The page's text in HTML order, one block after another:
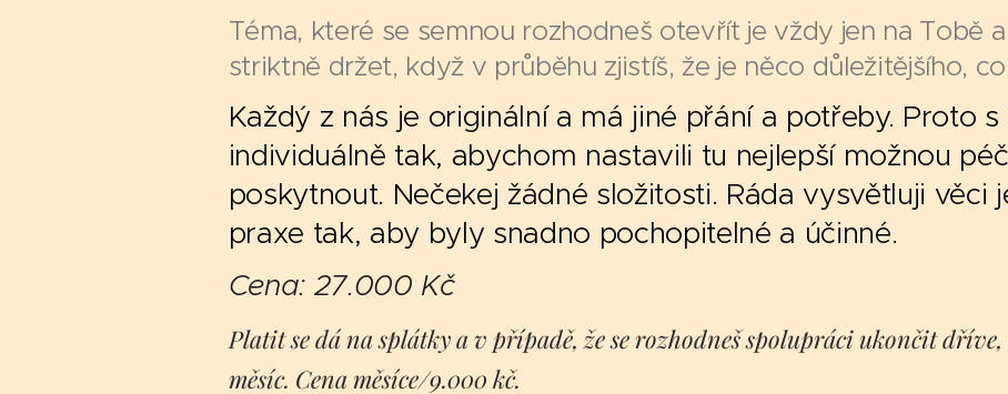
Téma, které se semnou rozhodneš otevřít je vždy jen na Tobě a
striktně držet, když v průběhu zjistíš, že je něco důležitějšího,
Každý z nás je originální a má jiné přání a potřeby. Proto
individuálně tak, abychom nastavili tu nejlepší možnou
poskytnout. Nečekej žádné složitosti. Ráda vysvětluji věci
praxe tak, aby byly snadno pochopitelné a účinné.
Cena: 27.000 Kč
Platit se dá na splátky a v případě, že se rozhodneš spolupráci ukončit
měsíc. Cena měsíce/9.000 kč.